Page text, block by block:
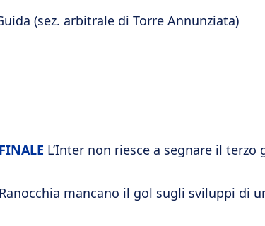
(sez. arbitrale di Torre Annunziata)
L’Inter non riesce a segnare il terzo
Ranocchia mancano il gol sugli sviluppi di